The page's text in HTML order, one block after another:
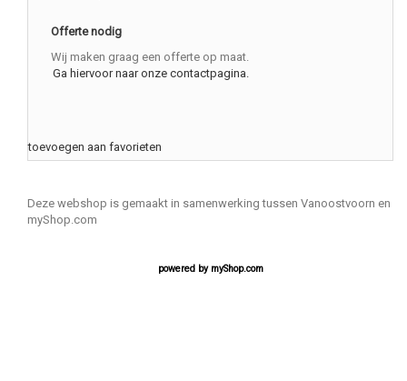
Offerte nodig
Wij maken graag een offerte op maat.
Ga hiervoor naar onze contactpagina.
toevoegen aan favorieten
Deze webshop is gemaakt in samenwerking tussen Vanoostvoorn en
myShop.com
powered by myShop.com